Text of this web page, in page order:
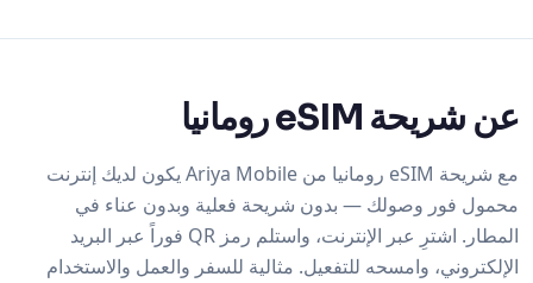
عن شريحة eSIM رومانيا
مع شريحة eSIM رومانيا من Ariya Mobile يكون لديك إنترنت
محمول فور وصولك — بدون شريحة فعلية وبدون عناء في
المطار. اشترِ عبر الإنترنت، واستلم رمز QR فوراً عبر البريد
الإلكتروني، وامسحه للتفعيل. مثالية للسفر والعمل والاستخدام